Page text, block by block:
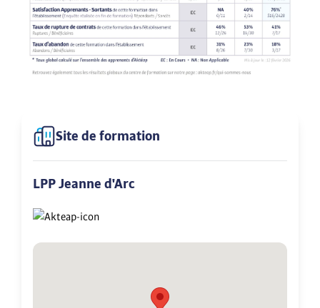
Site de formation
LPP Jeanne d'Arc